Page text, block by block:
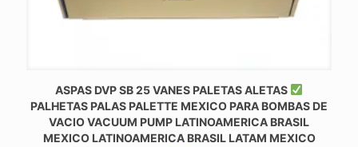
ASPAS DVP SB 25 VANES PALETAS ALETAS
PALHETAS PALAS PALETTE MEXICO PARA BOMBAS DE
VACIO VACUUM PUMP LATINOAMERICA BRASIL
MEXICO LATINOAMERICA BRASIL LATAM MEXICO